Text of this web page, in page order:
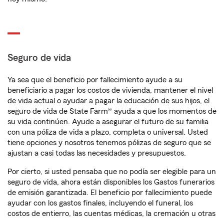
Seguro de vida
Ya sea que el beneficio por fallecimiento ayude a su
beneficiario a pagar los costos de vivienda, mantener el nivel
de vida actual o ayudar a pagar la educación de sus hijos, el
seguro de vida de State Farm® ayuda a que los momentos de
su vida continúen. Ayude a asegurar el futuro de su familia
con una póliza de vida a plazo, completa o universal. Usted
tiene opciones y nosotros tenemos pólizas de seguro que se
ajustan a casi todas las necesidades y presupuestos.
Por cierto, si usted pensaba que no podía ser elegible para un
seguro de vida, ahora están disponibles los Gastos funerarios
de emisión garantizada. El beneficio por fallecimiento puede
ayudar con los gastos finales, incluyendo el funeral, los
costos de entierro, las cuentas médicas, la cremación u otras